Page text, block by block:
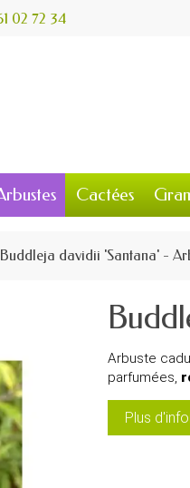
02 72 34
Cactées
Buddleja davidii 'Santana' -
Arbuste
parfumées,
Plus